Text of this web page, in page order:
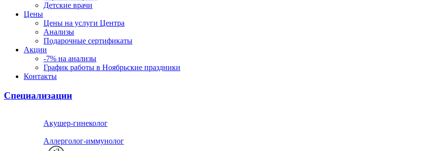
Детские врачи
Цены
Цены на услуги Центра
Анализы
Подарочные сертификаты
Акции
-7% на анализы
График работы в Ноябрьские праздники
Контакты
Специализации
Акушер-гинеколог
Аллерголог-иммунолог